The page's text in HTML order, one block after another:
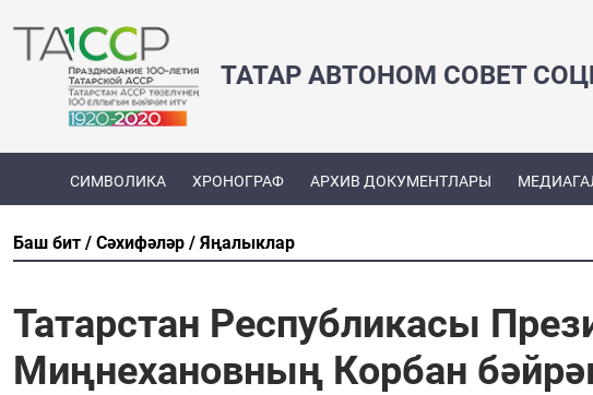
ТАТАР АВТОНОМ СОВЕТ
СИМВОЛИКА ХРОНОГРАФ АРХИВ ДОКУМЕНТЛАРЫ
Баш бит Сәхифәләр Яңалыклар
Татарстан Республикасы
Миңнехановның Корбан